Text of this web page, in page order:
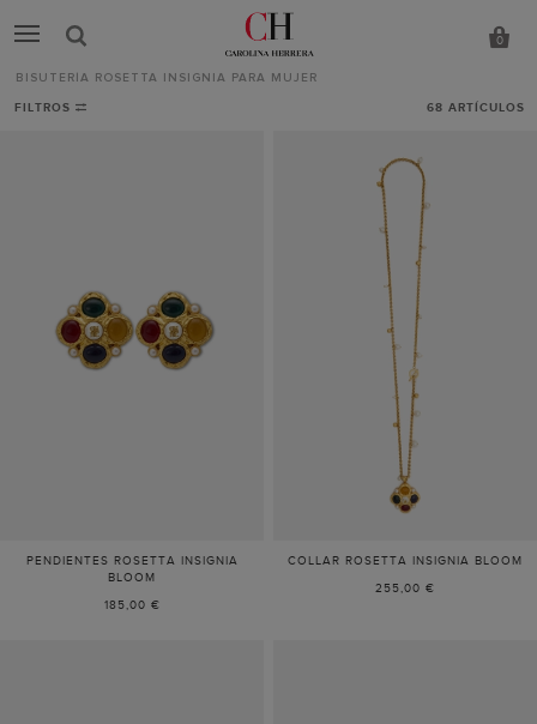
0
Bisutería
Carolina
BISUTERÍA ROSETTA INSIGNIA PARA MUJER
FILTROS 68 ARTÍCULOS
PENDIENTES ROSETTA INSIGNIA
BLOOM
185,00 €
COLLAR ROSETTA INSIGNIA BLOOM
255,00 €